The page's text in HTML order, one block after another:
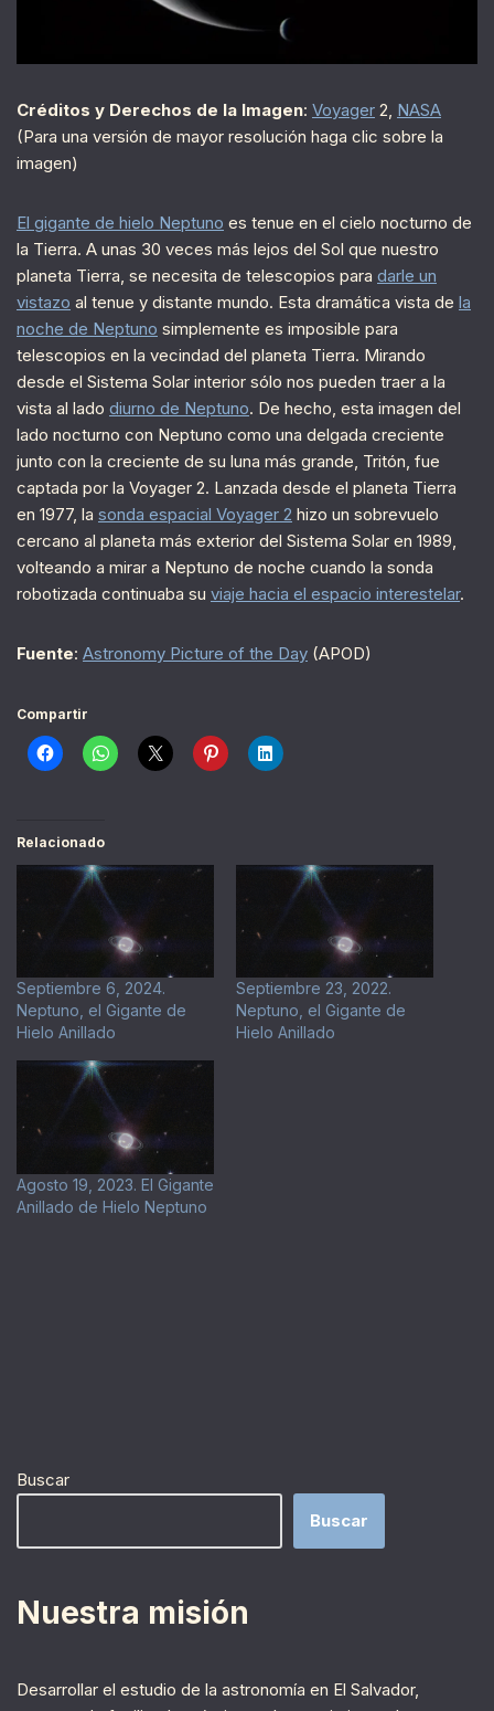
Créditos y Derechos de la Imagen: Voyager 2, NASA
(Para una versión de mayor resolución haga clic sobre la
imagen)
El gigante de hielo Neptuno es tenue en el cielo nocturno de
la Tierra. A unas 30 veces más lejos del Sol que nuestro
planeta Tierra, se necesita de telescopios para darle un
vistazo al tenue y distante mundo. Esta dramática vista de la
noche de Neptuno simplemente es imposible para
telescopios en la vecindad del planeta Tierra. Mirando
desde el Sistema Solar interior sólo nos pueden traer a la
vista al lado diurno de Neptuno. De hecho, esta imagen del
lado nocturno con Neptuno como una delgada creciente
junto con la creciente de su luna más grande, Tritón, fue
captada por la Voyager 2. Lanzada desde el planeta Tierra
en 1977, la sonda espacial Voyager 2 hizo un sobrevuelo
cercano al planeta más exterior del Sistema Solar en 1989,
volteando a mirar a Neptuno de noche cuando la sonda
robotizada continuaba su viaje hacia el espacio interestelar.
Fuente: Astronomy Picture of the Day (APOD)
Compartir
Relacionado
Septiembre 6, 2024.
Neptuno, el Gigante de
Hielo Anillado
Septiembre 23, 2022.
Neptuno, el Gigante de
Hielo Anillado
Agosto 19, 2023. El Gigante
Anillado de Hielo Neptuno
Buscar
Buscar
Nuestra misión
Desarrollar el estudio de la astronomía en El Salvador,